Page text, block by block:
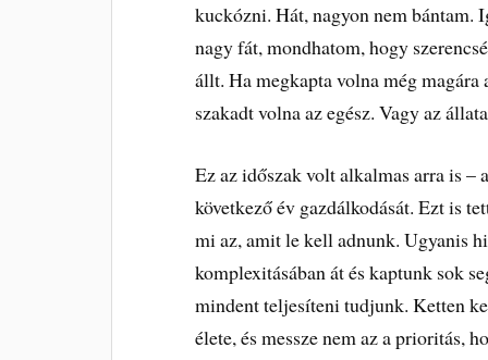
kuckózni. Hát, nagyon nem bántam.
nagy fát, mondhatom, hogy
állt. Ha megkapta volna még
szakadt volna az egész. Vagy az
Ez az időszak volt alkalmas arra is –
következő év gazdálkodását. Ezt is
mi az, amit le kell adnunk. Ugyanis
komplexitásában át és kaptunk sok
mindent teljesíteni tudjunk. Ketten
élete, és messze nem az a prioritás,